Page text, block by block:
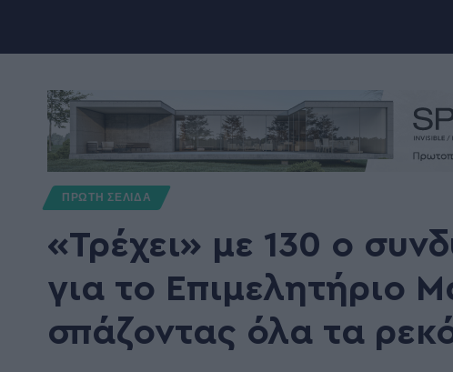
ΠΡΩΤΗ ΣΕΛΙΔΑ
«Τρέχει» με 130 ο
για το Επιμελητήριο
σπάζοντας όλα τα